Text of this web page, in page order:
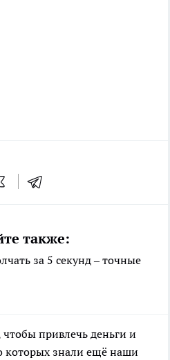
также:
за 5 секунд – точные
чтобы привлечь деньги и
которых знали ещё наши